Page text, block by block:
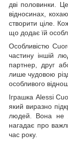
дві половинки.
відносинах,
створити ціле.
що додає їй
Особливістю
частину іншій
партнер, друг
лише чудовою
особливого
Іграшка Alessi
який виразно
людей. Вона не
нагадає про
час року.